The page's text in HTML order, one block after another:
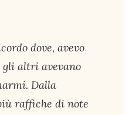
dove, avevo
gli altri avevano
Dalla
raffiche di note